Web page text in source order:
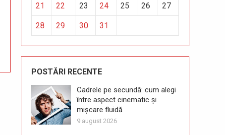
21 22 23 24 25 26 27
28 29 30 31
POSTĂRI RECENTE
Cadrele pe secundă: cum alegi
între aspect cinematic și
mișcare fluidă
9 august 2026